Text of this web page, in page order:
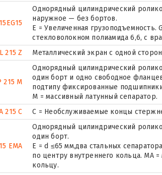
Однорядный цилиндрический
наружное — без бортов.
E = Увеличенная грузоподъемность.
стекловолокном полиамида 6,6, с
215 Z
Металлический экран с одной
215 M
Однорядный цилиндрический
один борт и одно свободное
подтипу фиксированные
M = массивный латунный сепаратор.
215 C
С = Необслуживаемые концы
EMA
Однорядный цилиндрический
один борт.
E = d ≤65 мм,два стальных
по центру внутреннего кольца. MA
кольцу.